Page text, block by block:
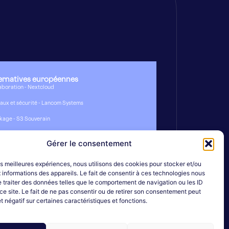
Gérer le consentement
meilleures expériences, nous utilisons des cookies pour stocker et/ou
des appareils. Le fait de consentir à ces technologies nous
traiter des données telles que le comportement de navigation ou les ID
site. Le fait de ne pas consentir ou de retirer son consentement peut
négatif sur certaines caractéristiques et fonctions.
européennes
- Nextcloud
et sécurité - Lancom Systems
- S3 Souverain
chez Damnet